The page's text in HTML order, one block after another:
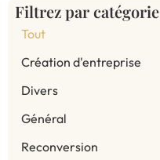
Filtrez par catégorie
Création d'entreprise
Divers
Général
Reconversion
Tout